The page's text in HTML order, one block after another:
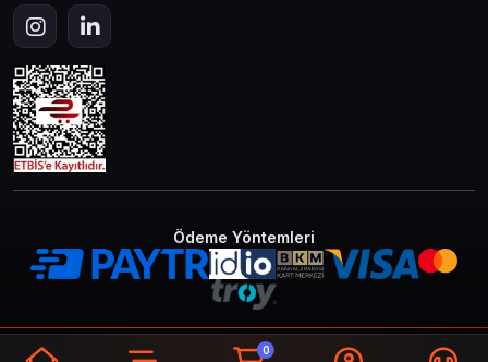
0
Ödeme Yöntemleri
© 2026 BirMAS İLETİŞİM TEKNOLOJİ LTD STİ